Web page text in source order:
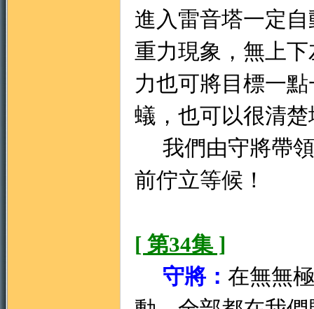
進入雷音塔一定
重力現象，無上
力也可將目標一
蟻，也可以很清
我們由守將帶領
前佇立等候！
[ 第34集 ]
守將： 在無無